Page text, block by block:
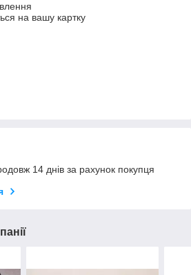
на вашу картку
14 днів за рахунок покупця